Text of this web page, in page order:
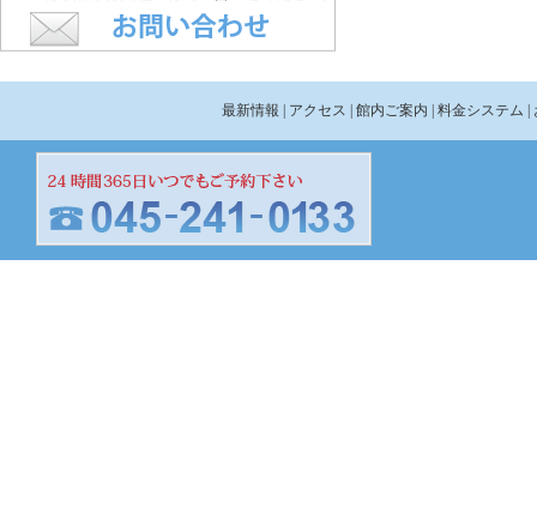
最新情報 | アクセス | 館内ご案内 | 料金システム